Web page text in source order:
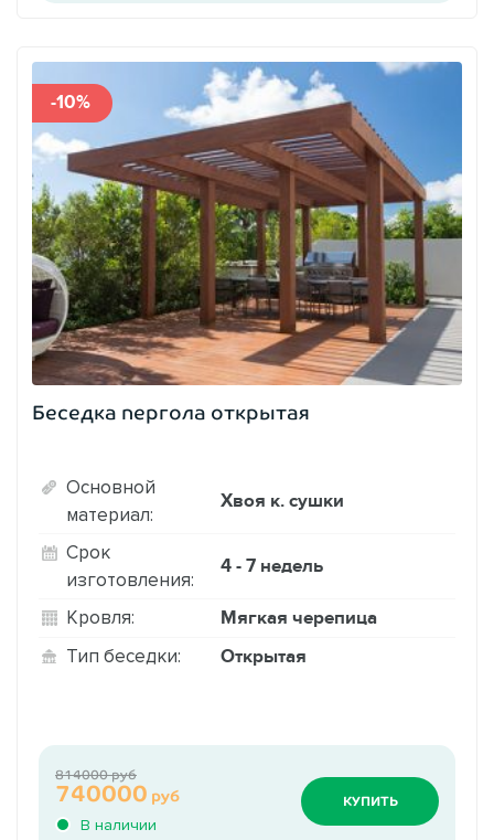
-10%
Беседка пергола открытая
Основной
материал:
Хвоя к. сушки
Срок
изготовления:
4 - 7 недель
Кровля: Мягкая черепица
Тип беседки: Открытая
В наличии
740000 руб
814000 руб
КУПИТЬ